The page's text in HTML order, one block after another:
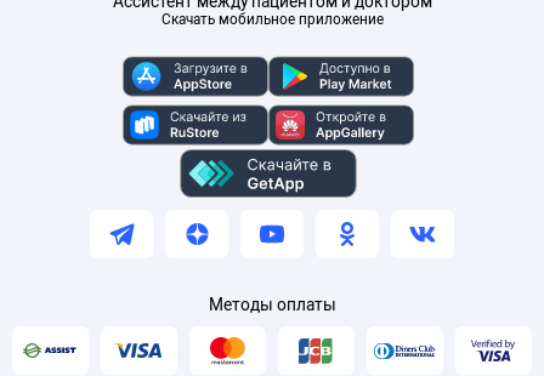
Скачать мобильное приложение
Методы оплаты